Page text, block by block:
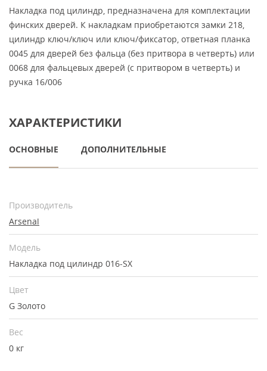
Накладка под цилиндр, предназначена для комплектации
финских дверей. К накладкам приобретаются замки 218,
цилиндр ключ/ключ или ключ/фиксатор, ответная планка
0045 для дверей без фальца (без притвора в четверть) или
0068 для фальцевых дверей (с притвором в четверть) и
ручка 16/006
ХАРАКТЕРИСТИКИ
ОСНОВНЫЕ ДОПОЛНИТЕЛЬНЫЕ
Производитель
Arsenal
Модель
Накладка под цилиндр 016-SX
Цвет
G Золото
Вес
0 кг